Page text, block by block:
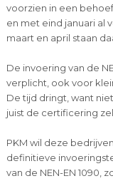
voorzien in een
en met eind januari al
maart en april staan
De invoering van de
verplicht, ook voor
De tijd dringt, want
juist de certificering
PKM wil deze
definitieve
van de NEN-EN 1090,